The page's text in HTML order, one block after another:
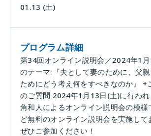
01.13 (土)
プログラム詳細
第34回オンライン説明会／2024年1
のテーマ:『夫として妻のために、父
ためにどう考え何をすべきなのか』 +
のご質問 2024年1月13日(土)に行わ
角和人によるオンライン説明会の模様
ど無料のオンライン説明会を実施して
ぜひご参加ください！